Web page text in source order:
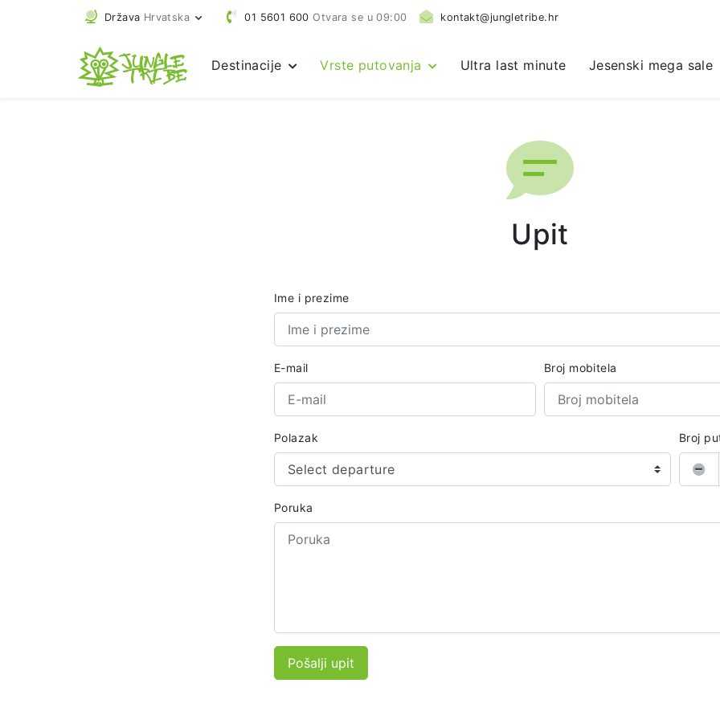
Država Hrvatska 01 5601 600 Otvara se u 09:00 kontakt@jungletribe.hr
Destinacije Vrste putovanja Ultra last minute Jesenski mega sale
Upit
Ime i prezime
E-mail Broj mobitela
Polazak
Select departure
Broj
Poruka
Pošalji upit